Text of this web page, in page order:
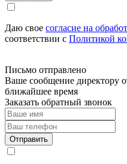
Даю свое согласие на
соответствии с Политикой
Письмо отправлено
Ваше сообщение директору
ближайшее время
Заказать обратный звонок
Отправить